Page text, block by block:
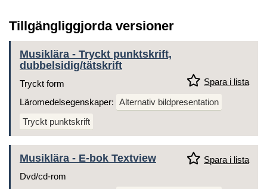
Tillgängliggjorda versioner
Musiklära - Tryckt punktskrift,
dubbelsidig/tätskrift
Spara i lista
Tryckt form
Läromedelsegenskaper: Alternativ bildpresentation
Tryckt punktskrift
Musiklära - E-bok Textview
Spara i lista
Dvd/cd-rom